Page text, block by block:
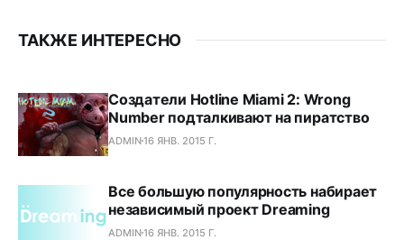
ТАКЖЕ ИНТЕРЕСНО
Создатели Hotline Miami 2: Wrong
Number подталкивают на пиратство
ADMIN16 ЯНВ. 2015 Г.
Все большую популярность набирает
независимый проект Dreaming
ADMIN16 ЯНВ. 2015 Г.